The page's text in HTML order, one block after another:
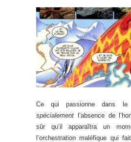
Ce qui passionne dans le
spécialement l’absence de
sûr qu’il apparaîtra un
l’orchestration maléfique qui